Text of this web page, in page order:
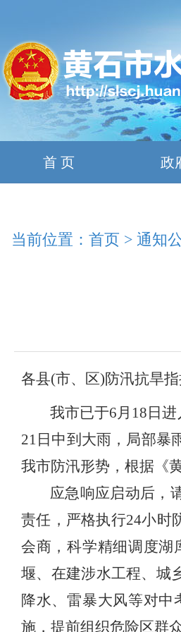
首 页 政
当前位置： 首页 > 通知
各县(市、区)防汛抗旱
我市已于6月18日
21日中到大雨，局部暴
我市防汛形势，根据《
应急响应启动后 ，
责任，严格执行24小时
会商，科学精细调度湖
堰、在建涉水工程、城
降水、雷暴大风等对
施，提前组织危险区群